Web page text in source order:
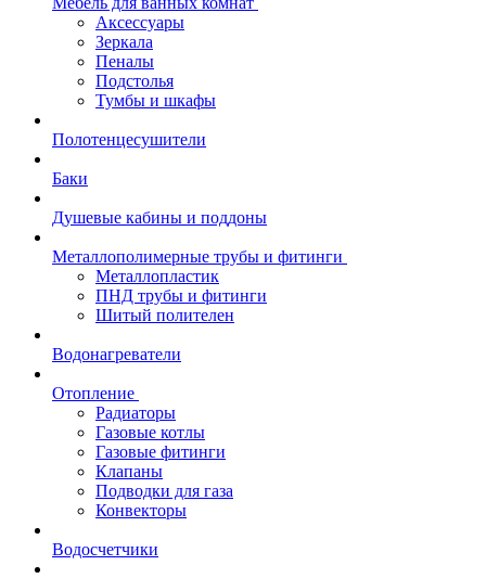
Аксессуары
Зеркала
Пеналы
Подстолья
Тумбы и шкафы
Полотенцесушители
Баки
Душевые кабины и поддоны
Металлополимерные трубы и фитинги
Металлопластик
ПНД трубы и фитинги
Шитый полителен
Водонагреватели
Отопление
Радиаторы
Газовые котлы
Газовые фитинги
Клапаны
Подводки для газа
Конвекторы
Водосчетчики